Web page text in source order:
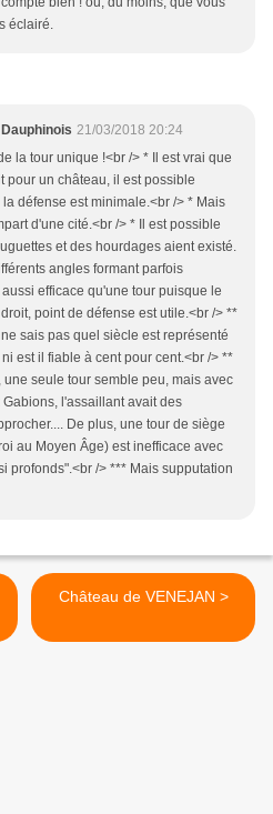
éclairé.
21/03/2018 20:24
la tour unique !<br /> * Il est vrai que
pour un château, il est possible
défense est minimale.<br /> * Mais
d'une cité.<br /> * Il est possible
et des hourdages aient existé.
angles formant parfois
efficace qu'une tour puisque le
point de défense est utile.<br /> **
sais pas quel siècle est représenté
est il fiable à cent pour cent.<br /> **
une seule tour semble peu, mais avec
Gabions, l'assaillant avait des
De plus, une tour de siège
au Moyen Âge) est inefficace avec
profonds".<br /> *** Mais supputation
Château de VENEJAN >